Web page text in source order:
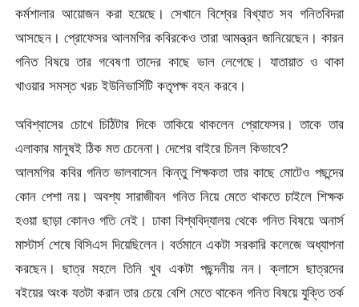
কর্মশালার আয়োজন করা হয়েছে। সেখানে বিশ্বের বিখ্যাত সব গনিতবিদরা
আসছেন। প্রোফেসর আলমগির কবিরকেও তারা আমন্ত্রন জানিয়েছেন। কারন
গনিত বিষয়ে তার গবেষণা তাদের কাছে ভাল লেগেছে। যাতায়াত ও থাকা
খাওয়ার সমস্ত খরচ ইউনিভার্সিটি কতৃপক্ষ বহন করবে।
অবিশ্বাসের চোখে চিঠিটার দিকে তাকিয়ে থাকলেন প্রোফেসর। তাকে তার
এলাকার মানুষই ঠিক মত চেনেনা। দেশের বাইরে চিনল কিভাবে?
আলমগির কবির গনিত ভালবাসেন কিন্তু শিক্ষকতা তার কাছে মোটেও পছন্দের
কোন পেশা নয়। অবশ্য সারাজীবন গনিত নিয়ে মেতে থাকতে চাইলে শিক্ষক
হওয়া ছাড়া কোনও গতি নেই। ঢাকা বিশ্ববিদ্যালয় থেকে গনিত বিষয়ে অনার্স
মাস্টার্স শেষে বিসিএস দিয়েছিলেন। বর্তমানে একটা সরকারি কলেজে অধ্যাপনা
করছেন। ছাত্র মহলে তিনি খুব একটা পছন্দনীয় নন। ক্লাসে ছাত্রদের
বইয়ের অংক যতটা করান তার চেয়ে বেশি মেতে থাকেন গনিত বিষয়ে যুক্তি তর্ক